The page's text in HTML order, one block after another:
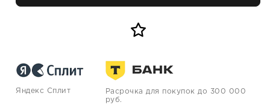
Яндекс Сплит
Расрочка для покупок до 300 000
руб.